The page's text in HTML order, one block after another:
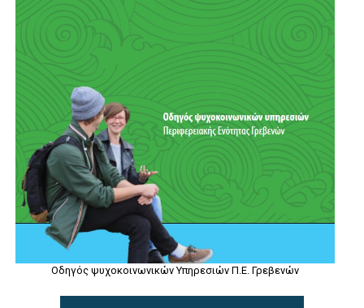
Οδηγός ψυχοκοινωνικών Υπηρεσιών Π.Ε. Γρεβενών